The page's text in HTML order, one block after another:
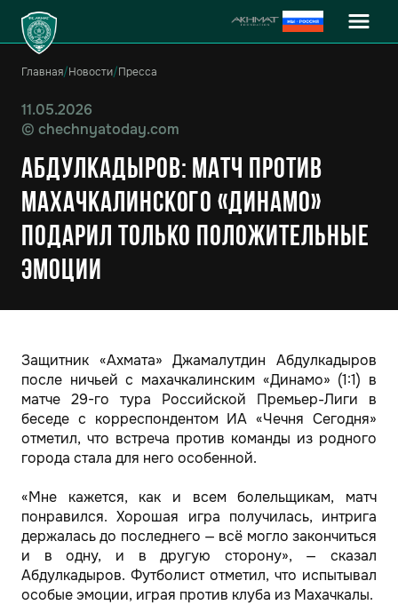
Главная/Новости/Пресса
11.05.2026
© chechnyatoday.com
Абдулкадыров: матч против
махачкалинского «Динамо»
подарил только положительные
эмоции
Защитник «Ахмата» Джамалутдин Абдулкадыров
после ничьей с махачкалинским «Динамо» (1:1) в
матче 29-го тура Российской Премьер-Лиги в
беседе с корреспондентом ИА «Чечня Сегодня»
отметил, что встреча против команды из родного
города стала для него особенной.
«Мне кажется, как и всем болельщикам, матч
понравился. Хорошая игра получилась, интрига
держалась до последнего — всё могло закончиться
и в одну, и в другую сторону», — сказал
Абдулкадыров. Футболист отметил, что испытывал
особые эмоции, играя против клуба из Махачкалы.